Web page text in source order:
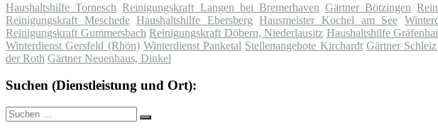
Haushaltshilfe Tornesch Reinigungskraft Langen bei Bremerhaven Gärtner Bötzingen
Reinigungskraft Meschede Haushaltshilfe Ebersberg Hausmeister Kochel am See
Reinigungskraft Gummersbach Reinigungskraft Döbern, Niederlausitz Haushaltshilfe
Winterdienst Gersfeld (Rhön) Winterdienst Panketal Stellenangebote Kirchardt Gärtner Schleiz
der Roth Gärtner Neuenhaus, Dinkel
Suchen (Dienstleistung und Ort):
Suche
nach:
Suchen